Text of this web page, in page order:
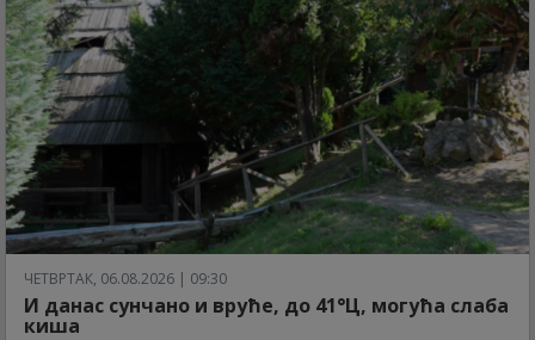
ЧЕТВРТАК, 06.08.2026 | 09:30
И данас сунчано и вруће, до 41°Ц, могућа слаба
киша